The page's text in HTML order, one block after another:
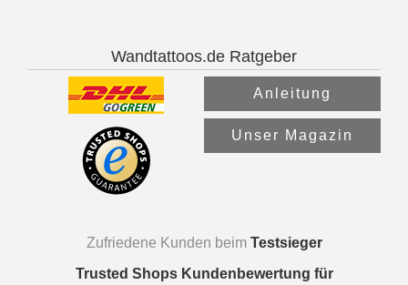
Wandtattoos.de Ratgeber
Anleitung
Unser Magazin
Zufriedene Kunden beim Testsieger
Trusted Shops Kundenbewertung für